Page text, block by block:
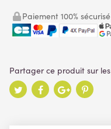
Paiement 100% sécurisé